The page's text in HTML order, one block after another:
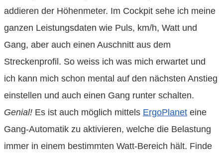
addieren der Höhenmeter. Im Cockpit sehe ich meine
ganzen Leistungsdaten wie Puls, km/h, Watt und
Gang, aber auch einen Auschnitt aus dem
Streckenprofil. So weiss ich was mich erwartet und
ich kann mich schon mental auf den nächsten Anstieg
einstellen und auch einen Gang runter schalten.
Genial! Es ist auch möglich mittels ErgoPlanet eine
Gang-Automatik zu aktivieren, welche die Belastung
immer in einem bestimmten Watt-Bereich hält. Finde